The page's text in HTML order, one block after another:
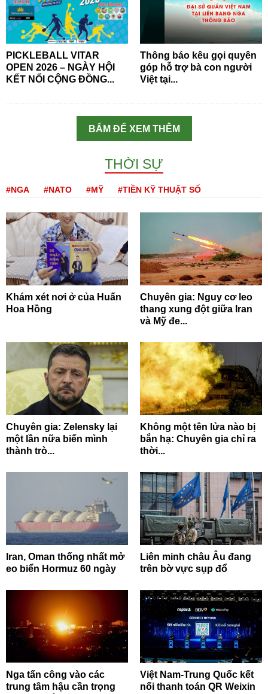
PICKLEBALL VITAR
OPEN 2026 – NGÀY HỘI
KẾT NỐI CỘNG ĐỒNG...
Thông báo kêu gọi quyên
góp hỗ trợ bà con người
Việt tại...
BẤM ĐỂ XEM THÊM
THỜI SỰ
#NGA #NATO #MỸ #TIỀN KỸ THUẬT SỐ
Khám xét nơi ở của Huấn
Hoa Hồng
Chuyên gia: Nguy cơ leo
thang xung đột giữa Iran
và Mỹ đe...
Chuyên gia: Zelensky lại
một lần nữa biến mình
thành trò...
Không một tên lửa nào bị
bắn hạ: Chuyên gia chỉ ra
thời...
Iran, Oman thống nhất mở
eo biển Hormuz 60 ngày
Liên minh châu Âu đang
trên bờ vực sụp đổ
Nga tấn công vào các
trung tâm hậu cần trọng
Việt Nam-Trung Quốc kết
nối thanh toán QR Weixin